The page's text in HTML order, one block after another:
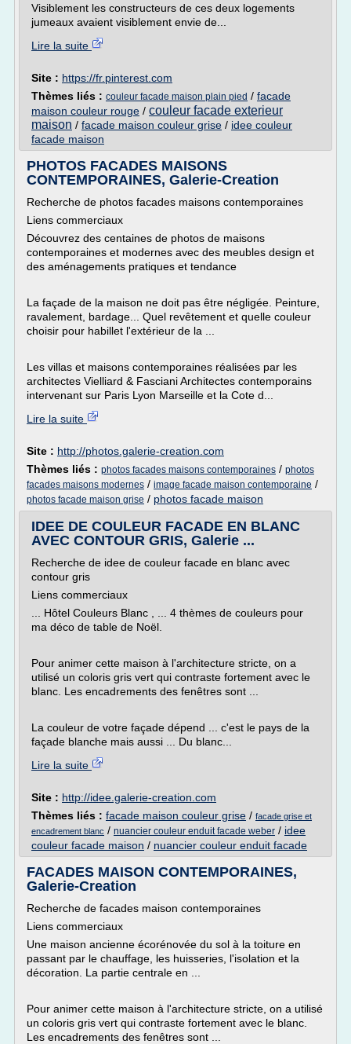
Visiblement les constructeurs de ces deux logements
jumeaux avaient visiblement envie de...
Lire la suite
Site : https://fr.pinterest.com
Thèmes liés : couleur facade maison plain pied / facade
maison couleur rouge / couleur facade exterieur
maison / facade maison couleur grise / idee couleur
facade maison
PHOTOS FACADES MAISONS
CONTEMPORAINES, Galerie-Creation
Recherche de photos facades maisons contemporaines
Liens commerciaux
Découvrez des centaines de photos de maisons
contemporaines et modernes avec des meubles design et
des aménagements pratiques et tendance
La façade de la maison ne doit pas être négligée. Peinture,
ravalement, bardage... Quel revêtement et quelle couleur
choisir pour habillet l'extérieur de la ...
Les villas et maisons contemporaines réalisées par les
architectes Vielliard & Fasciani Architectes contemporains
intervenant sur Paris Lyon Marseille et la Cote d...
Lire la suite
Site : http://photos.galerie-creation.com
Thèmes liés : photos facades maisons contemporaines / photos
facades maisons modernes / image facade maison contemporaine /
photos facade maison grise / photos facade maison
IDEE DE COULEUR FACADE EN BLANC
AVEC CONTOUR GRIS, Galerie ...
Recherche de idee de couleur facade en blanc avec
contour gris
Liens commerciaux
... Hôtel Couleurs Blanc , ... 4 thèmes de couleurs pour
ma déco de table de Noël.
Pour animer cette maison à l'architecture stricte, on a
utilisé un coloris gris vert qui contraste fortement avec le
blanc. Les encadrements des fenêtres sont ...
La couleur de votre façade dépend ... c'est le pays de la
façade blanche mais aussi ... Du blanc...
Lire la suite
Site : http://idee.galerie-creation.com
Thèmes liés : facade maison couleur grise / facade grise et
encadrement blanc / nuancier couleur enduit facade weber / idee
couleur facade maison / nuancier couleur enduit facade
FACADES MAISON CONTEMPORAINES,
Galerie-Creation
Recherche de facades maison contemporaines
Liens commerciaux
Une maison ancienne écorénovée du sol à la toiture en
passant par le chauffage, les huisseries, l'isolation et la
décoration. La partie centrale en ...
Pour animer cette maison à l'architecture stricte, on a utilisé
un coloris gris vert qui contraste fortement avec le blanc.
Les encadrements des fenêtres sont ...